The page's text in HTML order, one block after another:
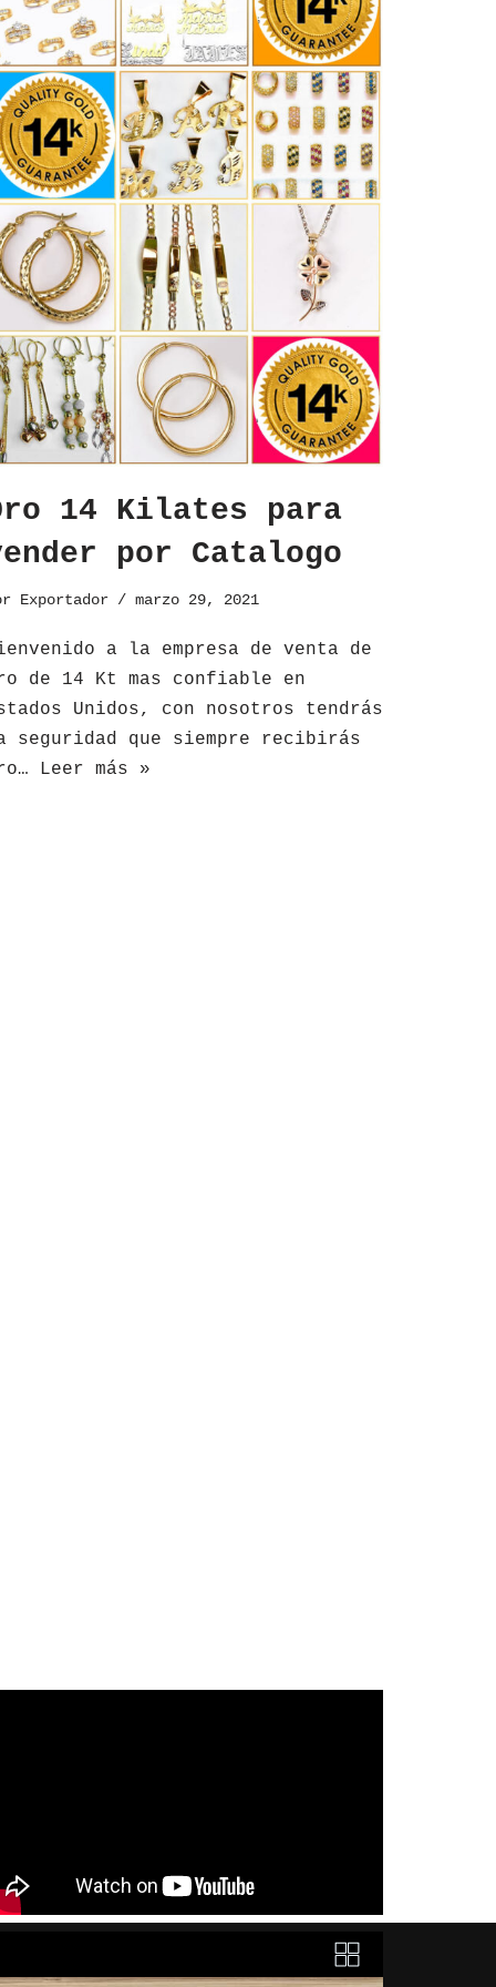
14 Kilates para
por Catalogo
Exportador marzo 29, 2021
a la empresa de venta de
de 14 Kt mas confiable en
Unidos, con nosotros tendrás
seguridad que siempre recibirás
Leer más »